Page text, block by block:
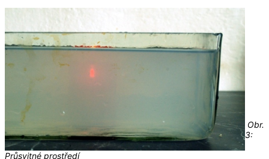
Obr.
3:
Průsvitné prostředí